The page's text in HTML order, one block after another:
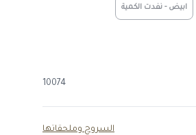
الاستخدام عند وجود تلف أو عدم
ابيض - نفدت الكمية
10074
السروج وملحقاتها